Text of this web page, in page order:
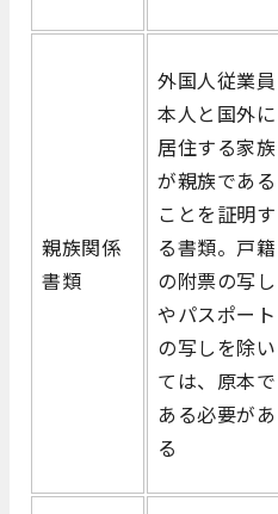
親族関係
書類
外国人従業員
本人と国外に
居住する家族
が親族である
ことを証明す
る書類。戸籍
の附票の写し
やパスポート
の写しを除い
ては、原本で
ある必要があ
る